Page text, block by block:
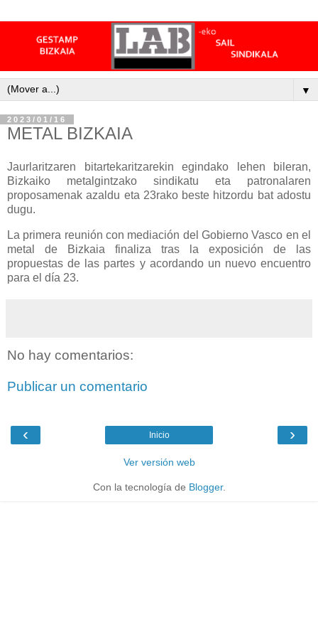
▼
2023/01/16
METAL BIZKAIA
Jaurlaritzaren bitartekaritzarekin egindako lehen bileran,
Bizkaiko metalgintzako sindikatu eta patronalaren
proposamenak azaldu eta 23rako beste hitzordu bat adostu
dugu.
La primera reunión con mediación del Gobierno Vasco en el
metal de Bizkaia finaliza tras la exposición de las
propuestas de las partes y acordando un nuevo encuentro
para el día 23.
No hay comentarios:
Publicar un comentario
‹ ›
Inicio
Ver versión web
Con la tecnología de Blogger.